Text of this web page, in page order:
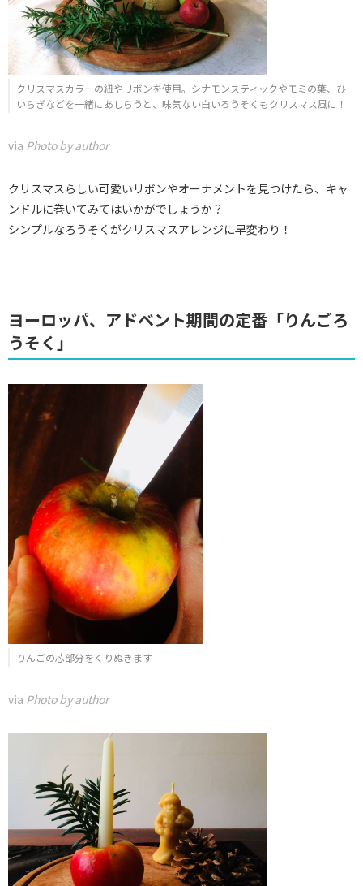
クリスマスカラーの紐やリボンを使用。シナモンスティックやモミの葉、ひ
いらぎなどを一緒にあしらうと、味気ない白いろうそくもクリスマス風に！
via Photo by author
クリスマスらしい可愛いリボンやオーナメントを見つけたら、キャ
ンドルに巻いてみてはいかがでしょうか？
シンプルなろうそくがクリスマスアレンジに早変わり！
ヨーロッパ、アドベント期間の定番「りんごろ
うそく」
りんごの芯部分をくりぬきます
via Photo by author